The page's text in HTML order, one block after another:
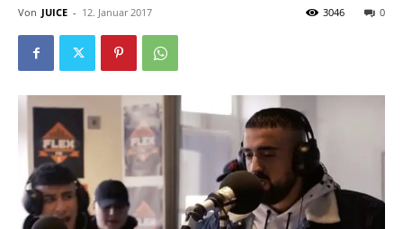
Von JUICE - 12. Januar 2017 0
3046